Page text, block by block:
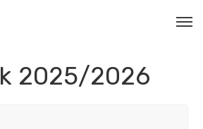
2025/2026